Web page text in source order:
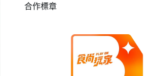
合作標章